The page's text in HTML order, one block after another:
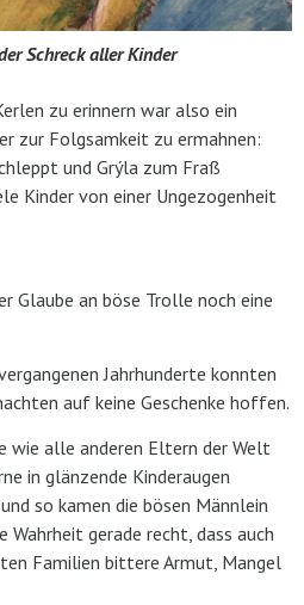
Schreck aller Kinder
zu erinnern war also ein
zur Folgsamkeit zu ermahnen:
und Grýla zum Fraß
Kinder von einer Ungezogenheit
Glaube an böse Trolle noch eine
Jahrhunderte konnten
auf keine Geschenke hoffen.
wie alle anderen Eltern der Welt
in glänzende Kinderaugen
so kamen die bösen Männlein
gerade recht, dass auch
Familien bittere Armut, Mangel